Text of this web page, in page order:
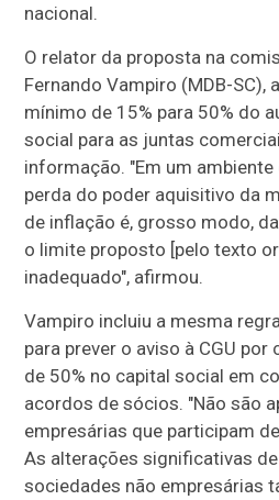
nacional.
O relator da proposta na
Fernando Vampiro (MDB-SC),
mínimo de 15% para 50% do
social para as juntas
informação. "Em um
perda do poder aquisitivo da
de inflação é, grosso modo,
o limite proposto [pelo texto
inadequado", afirmou.
Vampiro incluiu a mesma
para prever o aviso à CGU
de 50% no capital social em
acordos de sócios. "Não são
empresárias que participam
As alterações significativas
sociedades não empresárias